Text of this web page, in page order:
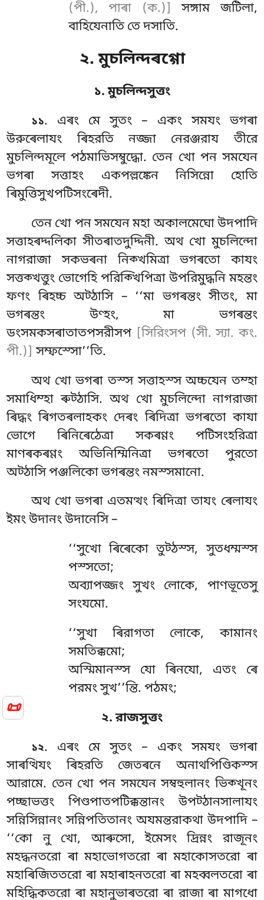
📜
(পী.), পাৰা (ক.)]
সঙ্গাম জটিলা,
বাহিযেনাতি তে দসাতি.
২. মুচলিন্দৰগ্গো
১. মুচলিন্দসুত্তং
১১. এৰং মে সুতং – একং সমযং ভগৰা
উরুৰেলাযং ৰিহরতি নজ্জা নেরঞ্জরায তীরে
মুচলিন্দমূলে পঠমাভিসম্বুদ্ধো. তেন খো পন সমযেন
ভগৰা সত্তাহং একপল্লঙ্কেন নিসিন্নো হোতি
ৰিমুত্তিসুখপটিসংৰেদী.
তেন খো পন সমযেন মহা অকালমেঘো উদপাদি
সত্তাহৰদ্দলিকা সীতৰাতদুদ্দিনী. অথ খো মুচলিন্দো
নাগরাজা সকভৰনা নিক্খমিত্ৰা ভগৰতো কাযং
সত্তক্খত্তুং ভোগেহি পরিক্খিপিত্ৰা উপরিমুদ্ধনি মহন্তং
ফণং ৰিহচ্চ অট্ঠাসি – ‘‘মা ভগৰন্তং সীতং, মা
ভগৰন্তং উণ্হং, মা ভগৰন্তং
ডংসমকসৰাতাতপসরীসপ [সিরিংসপ (সী. স্যা. কং.
পী.)] সম্ফস্সো’’তি.
অথ খো ভগৰা তস্স সত্তাহস্স অচ্চযেন তম্হা
সমাধিম্হা ৰুট্ঠাসি. অথ খো মুচলিন্দো নাগরাজা
ৰিদ্ধং ৰিগতৰলাহকং দেৰং ৰিদিত্ৰা ভগৰতো কাযা
ভোগে ৰিনিৰেঠেত্ৰা সকৰণ্ণং পটিসংহরিত্ৰা
মাণৰকৰণ্ণং অভিনিম্মিনিত্ৰা ভগৰতো পুরতো
অট্ঠাসি পঞ্জলিকো ভগৰন্তং নমস্সমানো.
অথ খো ভগৰা এতমত্থং ৰিদিত্ৰা তাযং ৰেলাযং
ইমং উদানং উদানেসি –
‘‘সুখো ৰিৰেকো তুট্ঠস্স, সুতধম্মস্স
পস্সতো;
অব্যাপজ্জং সুখং লোকে, পাণভূতেসু
সংযমো.
‘‘সুখাৰিরাগতা লোকে, কামানং
সমতিক্কমো;
অস্মিমানস্স যো ৰিনযো, এতং ৰে
পরমং সুখ’’ন্তি. পঠমং;
২. রাজসুত্তং
১২. এৰং মে সুতং – একং সমযং ভগৰা
সাৰত্থিযং ৰিহরতি জেতৰনে অনাথপিণ্ডিকস্স
আরামে. তেন খো পন সমযেন সম্বহুলানং ভিক্খূনং
পচ্ছাভত্তং পিণ্ডপাতপটিক্কন্তানংউপট্ঠানসালাযং
সন্নিসিন্নানং সন্নিপতিতানং অযমন্তরাকথা উদপাদি –
‘‘কো নু খো, আৰুসো, ইমেসং দ্ৰিন্নং রাজূনং
মহদ্ধনতরো ৰা মহাভোগতরো ৰা মহাকোসতরো ৰা
মহাৰিজিততরো ৰা মহাৰাহনতরো ৰামহব্বলতরো ৰা
মহিদ্ধিকতরো ৰা মহানুভাৰতরো ৰা রাজা ৰা মাগধো